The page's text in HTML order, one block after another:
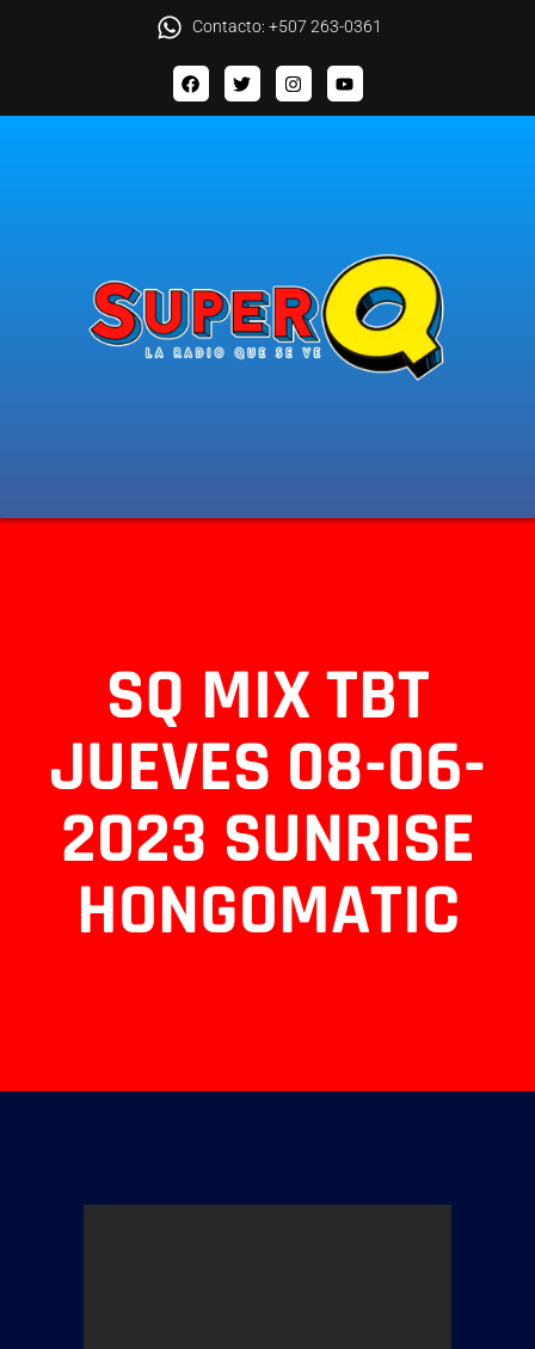
Contacto: +507 263-0361
SQ MIX TBT
JUEVES 08-06-
2023 SUNRISE
HONGOMATIC